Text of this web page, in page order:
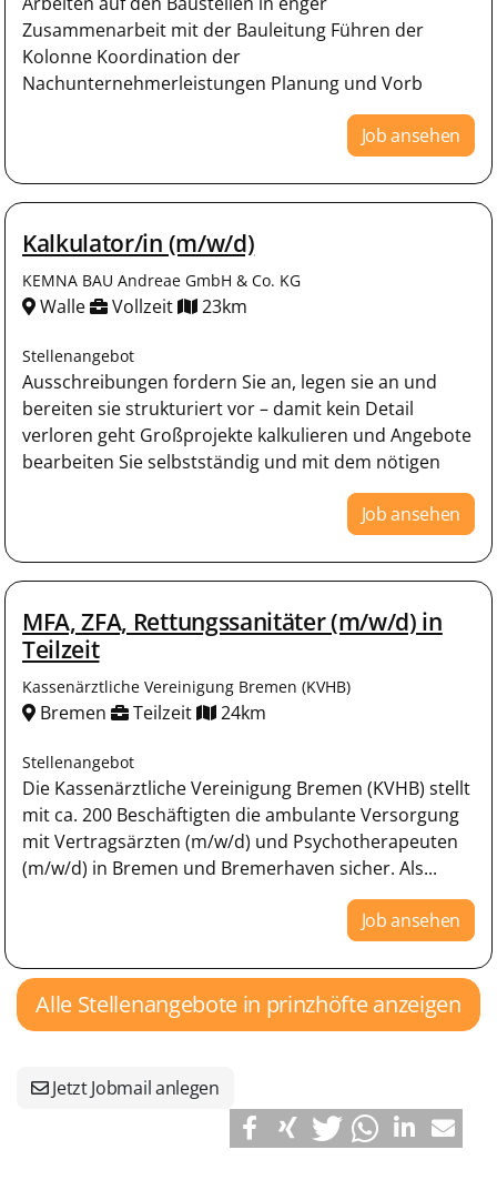
Zusammenarbeit mit der Bauleitung Führen der
Kolonne Koordination der
Nachunternehmerleistungen Planung und Vorb
Job ansehen
Kalkulator/in (m/w/d)
KEMNA BAU Andreae GmbH & Co. KG
Walle Vollzeit 23km
Stellenangebot
Ausschreibungen fordern Sie an, legen sie an und
bereiten sie strukturiert vor – damit kein Detail
verloren geht Großprojekte kalkulieren und Angebote
bearbeiten Sie selbstständig und mit dem nötigen
Job ansehen
MFA, ZFA, Rettungssanitäter (m/w/d) in
Teilzeit
Kassenärztliche Vereinigung Bremen (KVHB)
Bremen Teilzeit 24km
Stellenangebot
Die Kassenärztliche Vereinigung Bremen (KVHB) stellt
mit ca. 200 Beschäftigten die ambulante Versorgung
mit Vertragsärzten (m/w/d) und Psychotherapeuten
(m/w/d) in Bremen und Bremerhaven sicher. Als...
Job ansehen
Alle Stellenangebote in prinzhöfte anzeigen
Jetzt Jobmail anlegen